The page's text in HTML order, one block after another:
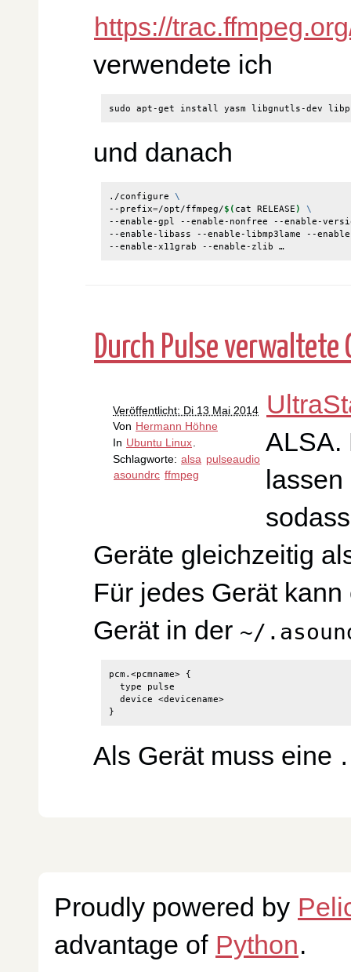
https://
verwendete ich
und danach
./configure \
--prefix=/opt/ffmpeg/$( cat RELEASE)
\
--enable-gpl --enable-nonfree --enable-
--enable-libass --enable-libmp3lame --
--enable-x11grab --enable-zlib …
Durch Pulse verwaltete
Veröffentlicht: Di 13 Mai 2014
Von Hermann Höhne
In Ubuntu Linux
Schlagworte: alsa pulseaudio
asoundrc ffmpeg
ALSA.
lassen
Geräte gleichzeitig
Für jedes Gerät
Gerät in der ~/
pcm.<pcmname> {
  type pulse
  device <devicename>
Als Gerät muss eine
Proudly powered by
advantage of Python.